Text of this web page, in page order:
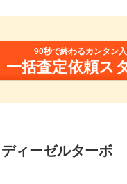
90秒で終わるカンタン
一括査定依頼ス
ィーゼルターボ